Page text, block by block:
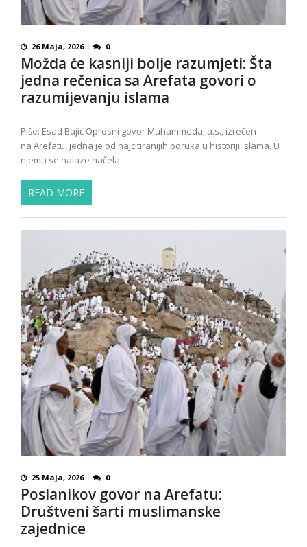
26 Maja, 2026 0
Možda će kasniji bolje razumjeti: Šta
jedna rečenica sa Arefata govori o
razumijevanju islama
Piše: Esad Bajić Oprosni govor Muhammeda, a.s., izrečen
na Arefatu, jedna je od najcitiranijih poruka u historiji islama. U
njemu se nalaze načela
READ MORE
25 Maja, 2026 0
Poslanikov govor na Arefatu:
Društveni šarti muslimanske
zajednice